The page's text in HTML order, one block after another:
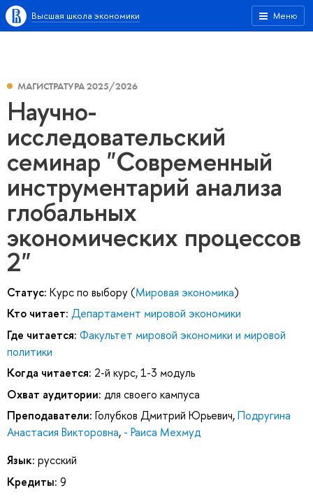
Меню
Высшая школа экономики
МАГИСТРАТУРА 2025/2026
Научно-
исследовательский
семинар "Современный
инструментарий анализа
глобальных
экономических процессов
2"
Статус: Курс по выбору (Мировая экономика)
Кто читает: Департамент мировой экономики
Где читается: Факультет мировой экономики и мировой
политики
Когда читается: 2-й курс, 1-3 модуль
Охват аудитории: для своего кампуса
Преподаватели: Голубков Дмитрий Юрьевич,Подругина
Анастасия Викторовна, - Раиса Мехмуд
Язык: русский
Кредиты: 9